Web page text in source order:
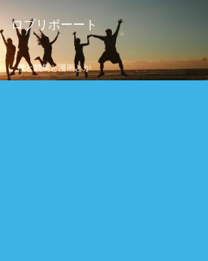
ロブリポーート
僕と競馬と漫画とか